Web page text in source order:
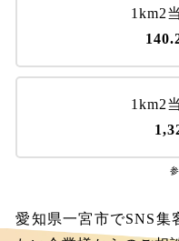
1km2
1km2
愛知県一宮市でSNS集